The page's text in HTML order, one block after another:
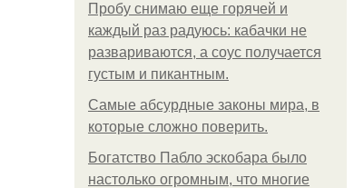
Пробу снимаю еще горячей и
каждый раз радуюсь: кабачки не
развариваются, а соус получается
густым и пикантным.
Самые абсурдные законы мира, в
которые сложно поверить.
Богатство Пабло эскобара было
настолько огромным, что многие